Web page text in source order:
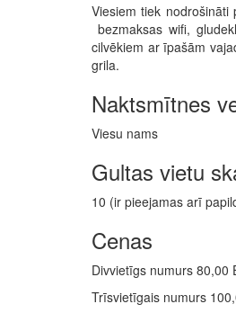
Viesiem tiek nodrošināti
bezmaksas wifi,
cilvēkiem ar īpašām
grila.
Naktsmītnes
Viesu nams
Gultas vietu
10 (ir pieejamas arī
Cenas
Divvietīgs numurs 80,00
Trīsvietīgais numurs